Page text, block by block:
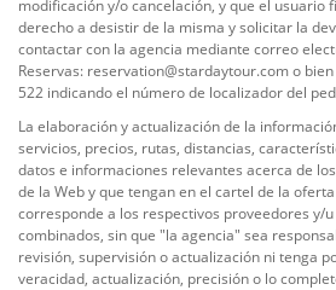
modificación y/o cancelación, y que el usuario
derecho a desistir de la misma y solicitar la
contactar con la agencia mediante correo
Reservas: reservation@stardaytour.com o
522 indicando el número de localizador del
La elaboración y actualización de la
servicios, precios, rutas, distancias,
datos e informaciones relevantes acerca de
de la Web y que tengan en el cartel de la
corresponde a los respectivos proveedores y/
combinados, sin que "la agencia" sea
revisión, supervisión o actualización ni tenga
veracidad, actualización, precisión o lo